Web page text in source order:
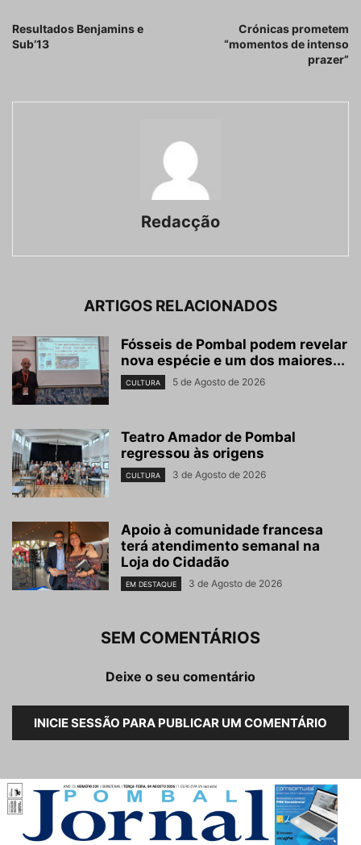
Resultados Benjamins e
Sub’13
Crónicas prometem
“momentos de intenso
prazer”
Redacção
ARTIGOS RELACIONADOS
Fósseis de Pombal podem revelar
nova espécie e um dos maiores...
CULTURA 5 de Agosto de 2026
Teatro Amador de Pombal
regressou às origens
CULTURA 3 de Agosto de 2026
Apoio à comunidade francesa
terá atendimento semanal na
Loja do Cidadão
EM DESTAQUE 3 de Agosto de 2026
SEM COMENTÁRIOS
Deixe o seu comentário
INICIE SESSÃO PARA PUBLICAR UM COMENTÁRIO